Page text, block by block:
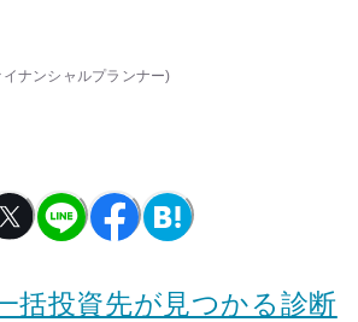
ナンシャルプランナー)
括投資先が見つかる診断